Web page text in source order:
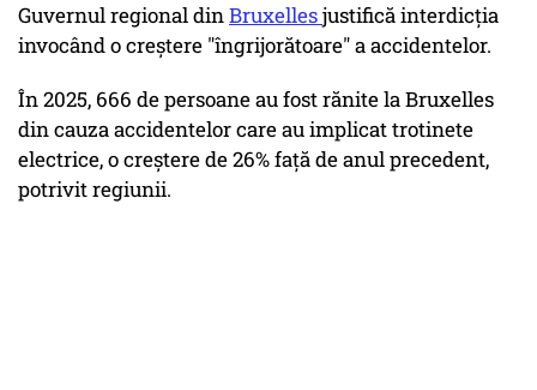
Guvernul regional dinBruxellesjustifică interdicţia
invocând o creştere "îngrijorătoare" a accidentelor.
În 2025, 666 de persoane au fost rănite la Bruxelles
din cauza accidentelor care au implicat trotinete
electrice, o creştere de 26% faţă de anul precedent,
potrivit regiunii.